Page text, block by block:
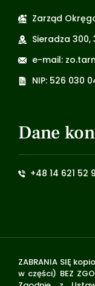
Zarząd
Sieradza
e-mail:
NIP: 526 030
Dane
+48 14 621 52
ZABRANIA SIĘ
w części) BEZ